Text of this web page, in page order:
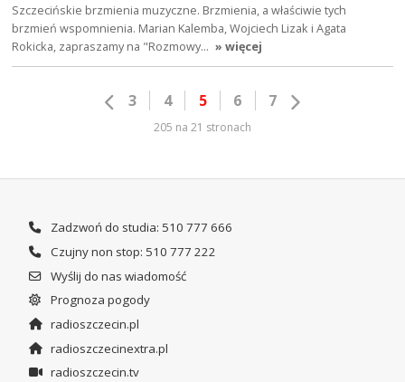
Szczecińskie brzmienia muzyczne. Brzmienia, a właściwie tych
brzmień wspomnienia. Marian Kalemba, Wojciech Lizak i Agata
Rokicka, zapraszamy na "Rozmowy… » więcej
3 4 5 6 7
205 na 21 stronach
Zadzwoń do studia: 510 777 666
Czujny non stop: 510 777 222
Wyślij do nas wiadomość
Prognoza pogody
radioszczecin.pl
radioszczecinextra.pl
radioszczecin.tv